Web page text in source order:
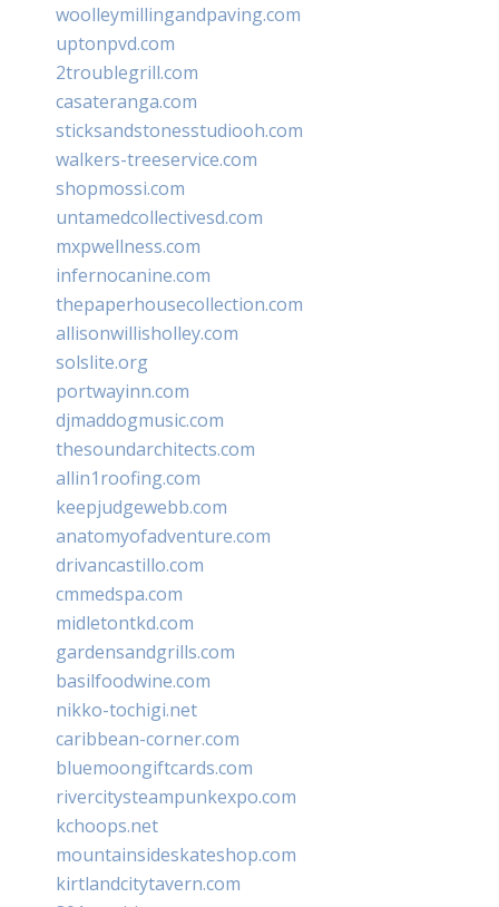
woolleymillingandpaving.com
uptonpvd.com
2troublegrill.com
casateranga.com
sticksandstonesstudiooh.com
walkers-treeservice.com
shopmossi.com
untamedcollectivesd.com
mxpwellness.com
infernocanine.com
thepaperhousecollection.com
allisonwillisholley.com
solslite.org
portwayinn.com
djmaddogmusic.com
thesoundarchitects.com
allin1roofing.com
keepjudgewebb.com
anatomyofadventure.com
drivancastillo.com
cmmedspa.com
midletontkd.com
gardensandgrills.com
basilfoodwine.com
nikko-tochigi.net
caribbean-corner.com
bluemoongiftcards.com
rivercitysteampunkexpo.com
kchoops.net
mountainsideskateshop.com
kirtlandcitytavern.com